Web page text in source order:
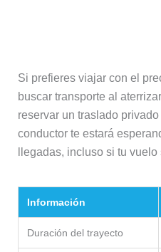
Si prefieres viajar con el
buscar transporte al
reservar un traslado
conductor te estará
llegadas, incluso si tu vuelo
Información
Duración del trayecto